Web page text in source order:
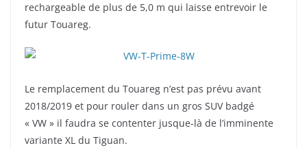
rechargeable de plus de 5,0 m qui laisse entrevoir le
futur Touareg.
Le remplacement du Touareg n’est pas prévu avant
2018/2019 et pour rouler dans un gros SUV badgé
« VW » il faudra se contenter jusque-là de l’imminente
variante XL du Tiguan.